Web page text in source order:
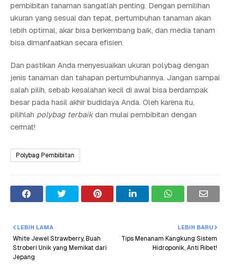
pembibitan tanaman sangatlah penting. Dengan pemilihan
ukuran yang sesuai dan tepat, pertumbuhan tanaman akan
lebih optimal, akar bisa berkembang baik, dan media tanam
bisa dimanfaatkan secara efisien.
Dan pastikan Anda menyesuaikan ukuran polybag dengan
jenis tanaman dan tahapan pertumbuhannya. Jangan sampai
salah pilih, sebab kesalahan kecil di awal bisa berdampak
besar pada hasil akhir budidaya Anda. Oleh karena itu,
pilihlah polybag terbaikdan mulai pembibitan dengan
cermat!
Polybag Pembibitan
LEBIH BARU
Tips Menanam Kangkung Sistem
Hidroponik, Anti Ribet!
LEBIH LAMA
White Jewel Strawberry, Buah
Stroberi Unik yang Memikat dari
Jepang